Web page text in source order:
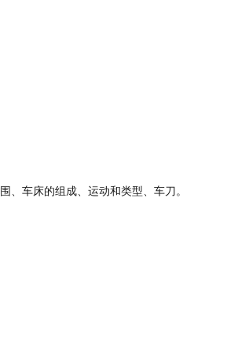
、车床的组成、运动和类型、车刀。